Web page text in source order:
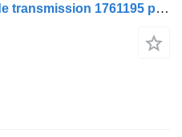
Demi-essieu Scania arbre de transmission 1761195 pour tracteur routier Scania R440